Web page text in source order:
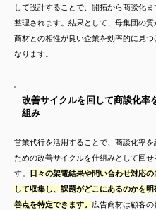
して設計することで、開拓から商談化
整理されます。結果として、母集団の
商材との相性が良い企業を効率的に見つ
なります。
改善サイクルを回して商談化率
組み
営業代行を活用することで、商談化率を
ための改善サイクルを仕組みとして回せ
す。
日々の架電結果や問い合わせ対応の
して収集し、課題がどこにあるのかを
善点を特定できます。 広告商材は顧客